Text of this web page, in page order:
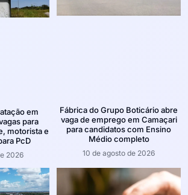
em
para
motorista e
PcD
2026
Fábrica do Grupo Boticário abre
vaga de emprego em Camaçari
para candidatos com Ensino
Médio completo
10 de agosto de 2026